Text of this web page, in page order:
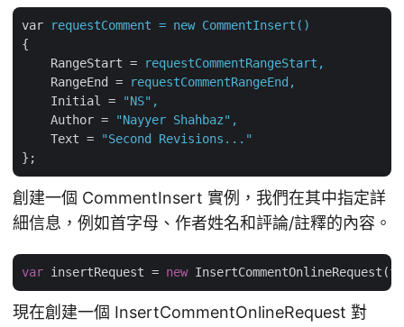
var
requestComment = new CommentInsert()
{
RangeStart =
requestCommentRangeStart,
RangeEnd
=
requestCommentRangeEnd,
Initial
=
"NS",
Author =
"Nayyer Shahbaz",
Text =
"Second Revisions..."
};
創建一個 CommentInsert 實例，我們在其中指定詳
細信息，例如首字母、作者姓名和評論/註釋的內容。
var insertRequest = new
現在創建一個 InsertCommentOnlineRequest 對